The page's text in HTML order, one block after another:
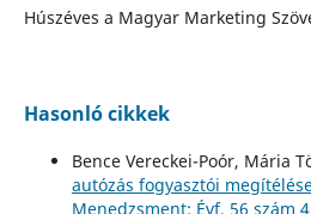
Húszéves a Magyar Marketing
Hasonló cikkek
Bence Vereckei-Poór, Mária
autózás fogyasztói
Menedzsment: Évf. 56 szám